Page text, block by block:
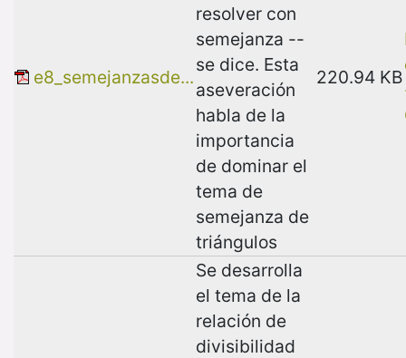
e8_semejanzasde...
resolver con
semejanza --
se dice. Esta
aseveración
habla de la
importancia
de dominar el
tema de
semejanza de
triángulos
220.94 KB
Se desarrolla
el tema de la
relación de
divisibilidad